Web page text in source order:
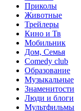
Приколы
Животные
Трейлеры
Кино и Тв
Мобильник
Дом, Семья
Comedy club
Образование
Музыкальные
Знаменитости
Люди и блоги
Мультфильмы